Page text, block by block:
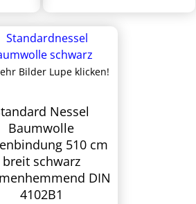
Bilder Lupe klicken!
Nessel
Baumwolle
510 cm
breit schwarz
DIN
4102B1